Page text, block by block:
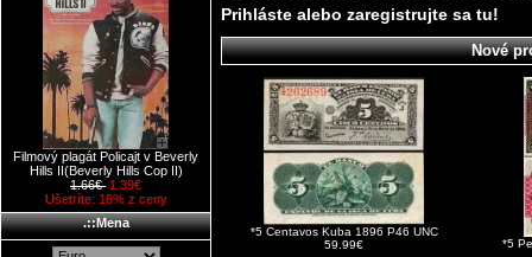
Filmový plagát Policajt v Beverly
Hills II(Beverly Hills Cop II)
1.66€ 1.39€
Ušetríte: 16% z ceny
.::Mena
Prihláste alebo zaregistrujte sa tu!
Nové
*5 Centavos Kuba 1896 P46 UNC
59.99€
*5